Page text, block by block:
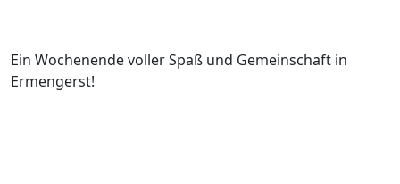
Ein Wochenende voller Spaß und Gemeinschaft in
Ermengerst!